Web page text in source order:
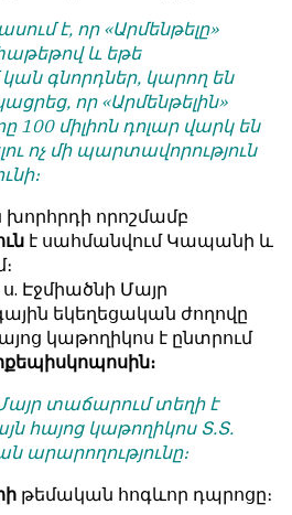
է, որ «Արմենթելը»
և եթե
գնորդներ, կարող են
որ «Արմենթելին»
100 միլիոն դոլար վարկ են
ոչ մի պարտավորություն
խորհրդի որոշմամբ
է սահմանվում Կապանի և
Էջմիածնի Մայր
եկեղեցական ժողովը
կաթողիկոս է ընտրում
տաճարում տեղի է
հայոց կաթողիկոս Տ.Տ.
արարողությունը։
թեմական հոգևոր դպրոցը։